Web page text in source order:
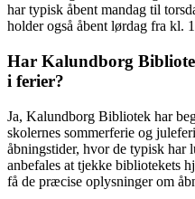
har typisk åbent mandag til
holder også åbent lørdag fra kl.
Har Kalundborg
i ferier?
Ja, Kalundborg Bibliotek har
skolernes sommerferie og
åbningstider, hvor de typisk har
anbefales at tjekke bibliotekets
få de præcise oplysninger om